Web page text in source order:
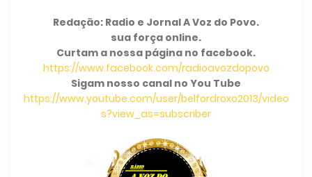
Redação: Radio e Jornal A Voz do Povo.
sua força online.
Curtam a nossa página no facebook.
https://www.facebook.com/radioavozdopovo
Sigam nosso canal no You Tube
https://www.youtube.com/user/belfordroxo2013/video
s?view_as=subscriber